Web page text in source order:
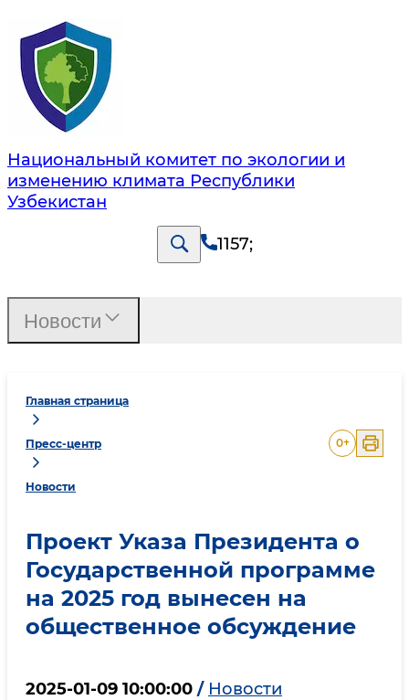
Национальный комитет по экологии и
изменению климата Республики
Узбекистан
1157;
Главная страница
Пресс-центр
Новости
0+
Проект Указа Президента о
Государственной программе
на 2025 год вынесен на
общественное обсуждение
2025-01-09 10:00:00 / Новости
Новости